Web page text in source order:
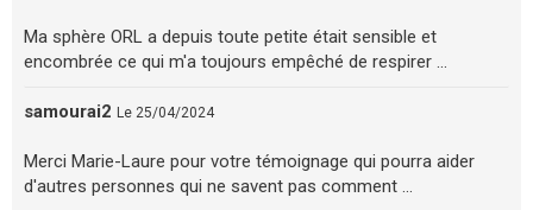
Ma sphère ORL a depuis toute petite était sensible et
encombrée ce qui m'a toujours empêché de respirer ...
samourai2 Le 25/04/2024
Merci Marie-Laure pour votre témoignage qui pourra aider
d'autres personnes qui ne savent pas comment ...